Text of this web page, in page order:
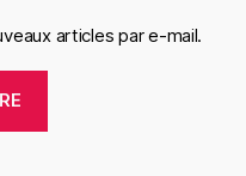
articles par e-mail.